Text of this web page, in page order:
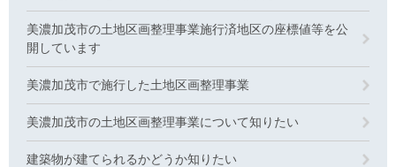
美濃加茂市の土地区画整理事業施行済地区の座標値等を公
開しています
美濃加茂市で施行した土地区画整理事業
美濃加茂市の土地区画整理事業について知りたい
建築物が建てられるかどうか知りたい